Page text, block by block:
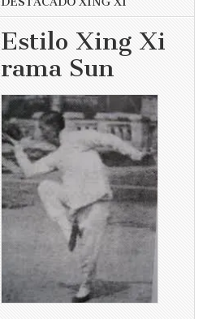
Estilo Xing Xi
rama Sun